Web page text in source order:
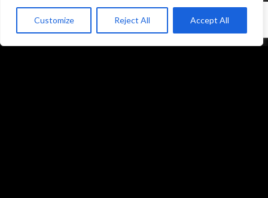
Customize Reject All Accept All